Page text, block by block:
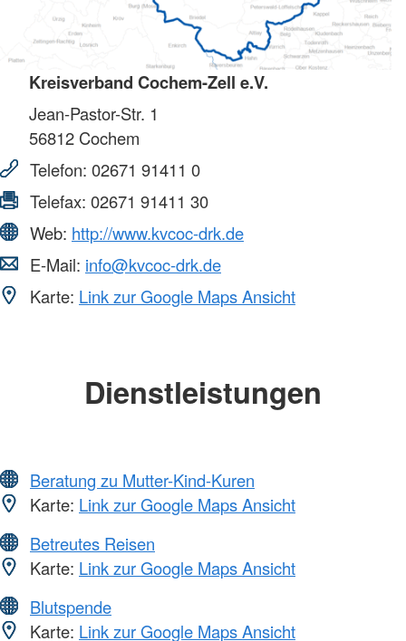
Kreisverband Cochem-Zell e.V.
Jean-Pastor-Str. 1
56812 Cochem
Telefon: 02671 91411 0
Telefax: 02671 91411 30
Web: http://www.kvcoc-drk.de
E-Mail: info@kvcoc-drk.de
Karte: Link zur Google Maps Ansicht
Dienstleistungen
Beratung zu Mutter-Kind-Kuren
Karte: Link zur Google Maps Ansicht
Betreutes Reisen
Karte: Link zur Google Maps Ansicht
Blutspende
Karte: Link zur Google Maps Ansicht